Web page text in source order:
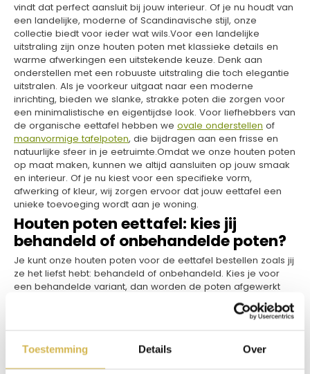
Toestemming Details Over
vindt dat perfect aansluit bij jouw interieur. Of je nu houdt van
een landelijke, moderne of Scandinavische stijl, onze
collectie biedt voor ieder wat wils.​Voor een landelijke
uitstraling zijn onze houten poten met klassieke details en
warme afwerkingen een uitstekende keuze. Denk aan
onderstellen met een robuuste uitstraling die toch elegantie
uitstralen. Als je voorkeur uitgaat naar een moderne
inrichting, bieden we slanke, strakke poten die zorgen voor
een minimalistische en eigentijdse look. Voor liefhebbers van
de organische eettafel hebben we ovale onderstellen of
maanvormige tafelpoten, die bijdragen aan een frisse en
natuurlijke sfeer in je eetruimte.​Omdat we onze houten poten
op maat maken, kunnen we altijd aansluiten op jouw smaak
en interieur. Of je nu kiest voor een specifieke vorm,
afwerking of kleur, wij zorgen ervoor dat jouw eettafel een
unieke toevoeging wordt aan je woning.​
Houten poten eettafel: kies jij
behandeld of onbehandelde poten?
Je kunt onze houten poten voor de eettafel bestellen zoals jij
ze het liefst hebt: behandeld of onbehandeld. Kies je voor
een behandelde variant, dan worden de poten afgewerkt
met olie of lak in een kleur naar keuze. Ze zijn daarmee
direct klaar voor gebruik en beter beschermd tegen vocht,
structuur van het hout mooi tot zijn recht komen én
behouden blijft. Liever zelf aan de slag? Dan leveren we de